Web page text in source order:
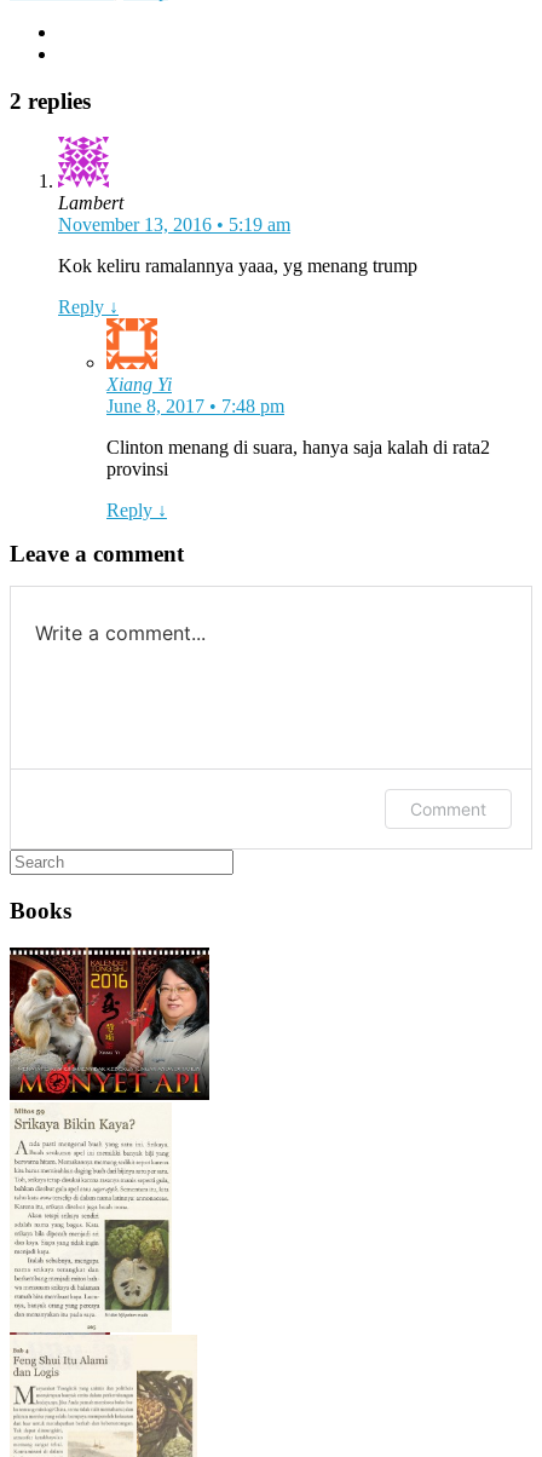
2 replies
Lambert
November 13, 2016 • 5:19 am
Kok keliru ramalannya yaaa, yg menang trump
Reply ↓
Xiang Yi
June 8, 2017 • 7:48 pm
Clinton menang di suara, hanya saja kalah di rata2
provinsi
Reply ↓
Leave a comment
Write a comment...
Email me new posts
Instantly
Daily
Weekly
Email me new comments
Save my name, email, and website in this
browser for the next time I comment.
Comment
Books